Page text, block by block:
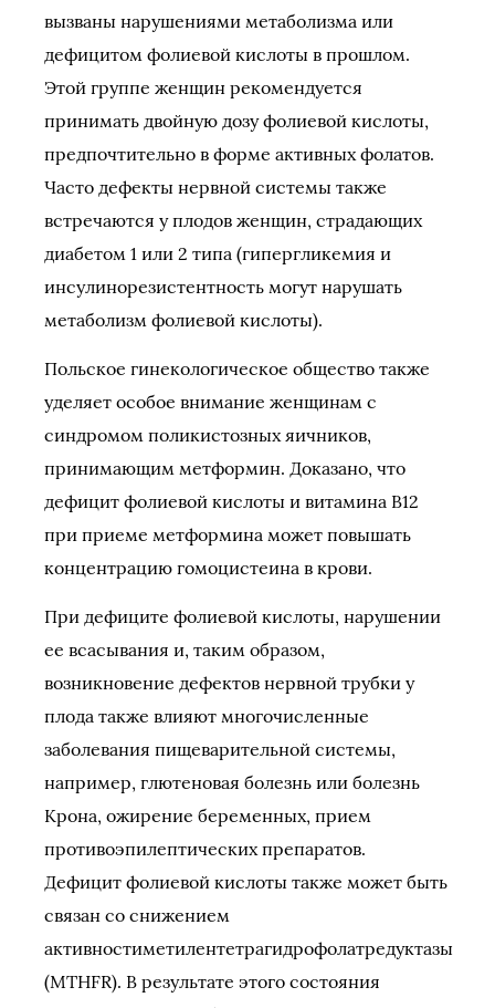
вызваны нарушениями метаболизма или
дефицитом фолиевой кислоты в прошлом.
Этой группе женщин рекомендуется
принимать двойную дозу фолиевой кислоты,
предпочтительно в форме активных фолатов.
Часто дефекты нервной системы также
встречаются у плодов женщин, страдающих
диабетом 1 или 2 типа (гипергликемия и
инсулинорезистентность могут нарушать
метаболизм фолиевой кислоты).
Польское гинекологическое общество также
уделяет особое внимание женщинам с
синдромом поликистозных яичников,
принимающим метформин. Доказано, что
дефицит фолиевой кислоты и витамина B12
при приеме метформина может повышать
концентрацию гомоцистеина в крови.
При дефиците фолиевой кислоты, нарушении
ее всасывания и, таким образом,
возникновение дефектов нервной трубки у
плода также влияют многочисленные
заболевания пищеварительной системы,
например, глютеновая болезнь или болезнь
Крона, ожирение беременных, прием
противоэпилептических препаратов.
Дефицит фолиевой кислоты также может быть
связан со снижением
активностиметилентетрагидрофолатредуктазы
(MTHFR). В результате этого состояния